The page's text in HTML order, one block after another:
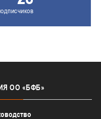
ОО «БФБ»